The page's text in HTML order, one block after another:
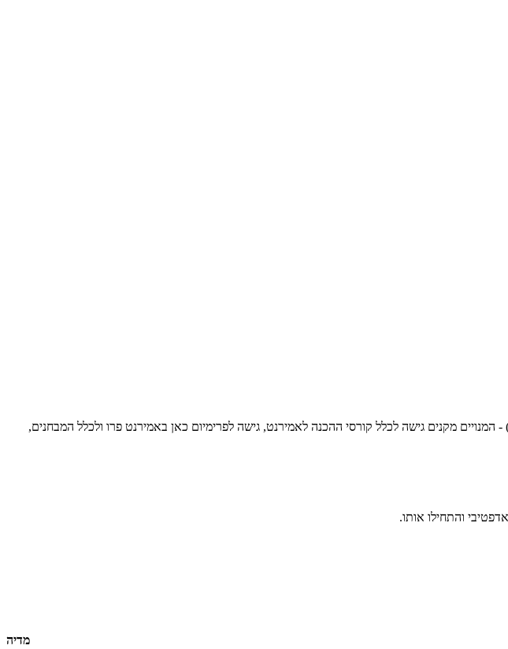
מקנים גישה לכלל קורסי ההכנה לאמירנט, גישה לפרימיום כאן באמירנט פרו ולכלל המבחנים,
והתחילו אותו.
מדיה